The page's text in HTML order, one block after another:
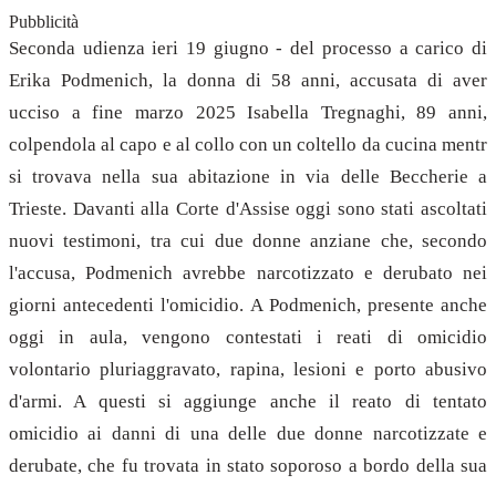
Pubblicità
Seconda udienza ieri 19 giugno - del processo a carico di
Erika Podmenich, la donna di 58 anni, accusata di aver
ucciso a fine marzo 2025 Isabella Tregnaghi, 89 anni,
colpendola al capo e al collo con un coltello da cucina mentr
si trovava nella sua abitazione in via delle Beccherie a
Trieste. Davanti alla Corte d'Assise oggi sono stati ascoltati
nuovi testimoni, tra cui due donne anziane che, secondo
l'accusa, Podmenich avrebbe narcotizzato e derubato nei
giorni antecedenti l'omicidio. A Podmenich, presente anche
oggi in aula, vengono contestati i reati di omicidio
volontario pluriaggravato, rapina, lesioni e porto abusivo
d'armi. A questi si aggiunge anche il reato di tentato
omicidio ai danni di una delle due donne narcotizzate e
derubate, che fu trovata in stato soporoso a bordo della sua